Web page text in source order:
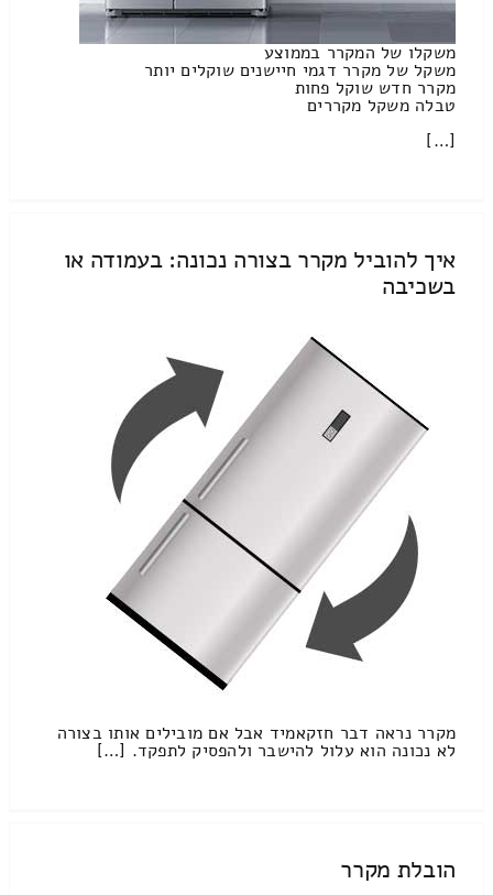
משקלו של המקרר בממוצע
משקל של מקרר דגמי חיישנים שוקלים יותר
מקרר חדש שוקל פחות
טבלה משקל מקררים
[…]
איך להוביל מקרר בצורה נכונה: בעמודה או
בשכיבה
מקרר נראה דבר חזקאמיד אבל אם מובילים אותו בצורה
לא נכונה הוא עלול להישבר ולהפסיק לתפקד. […]
הובלת מקרר